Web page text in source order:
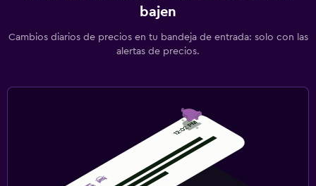
bajen
Cambios diarios de precios en tu bandeja de entrada: solo con las
alertas de precios.